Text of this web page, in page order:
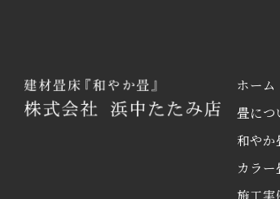
ホーム
畳につ
和やか
カラー
施工実